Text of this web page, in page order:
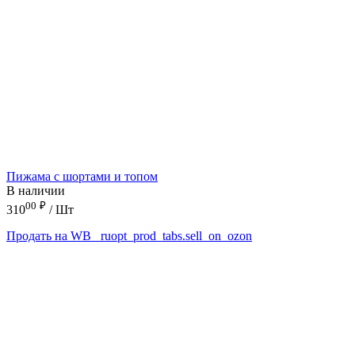
Пижама с шортами и топом
В наличии
31000 ₽ / Шт
Продать на WB
_ruopt_prod_tabs.sell_on_ozon